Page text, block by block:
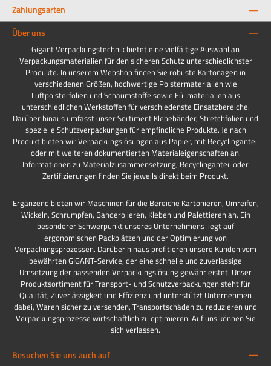
Zahlungsarten
Über uns
Gigant Verpackungstechnik bietet eine vielfältige Auswahl an
Verpackungsmaterialien für den sicheren Schutz unterschiedlichster
Produkte. In unserem Webshop finden Sie robuste Kartonagen in
verschiedenen Größen, hochwertige Polstermaterialien wie
Luftpolsterfolien und Schaumstoffe sowie Füllmaterialien aus
unterschiedlichen Werkstoffen für verschiedenste Einsatzbereiche.
Darüber hinaus umfasst unser Sortiment Klebebänder, Stretchfolien und
spezielle Schutzverpackungen für empfindliche Produkte. Je nach
Produkt bieten wir Verpackungslösungen aus Papier, mit Recyclinganteil
oder mit weiteren dokumentierten Materialeigenschaften an.
Informationen zu Materialzusammensetzung, Recyclinganteil oder
Zertifizierungen finden Sie jeweils direkt beim Produkt.
Ergänzend bieten wir Maschinen für die Bereiche Kartonieren, Umreifen,
Wickeln, Schrumpfen, Banderolieren, Kleben und Palettieren an. Ein
besonderer Schwerpunkt unseres Unternehmens liegt auf
ergonomischen Packplätzen und der Optimierung von
Verpackungsprozessen. Darüber hinaus profitieren unsere Kunden vom
bewährten GIGANT-Service, der eine schnelle und zuverlässige
Umsetzung der passenden Verpackungslösung gewährleistet. Unser
Produktsortiment für Transport- und Schutzverpackungen steht für
Qualität, Zuverlässigkeit und Effizienz und unterstützt Unternehmen
dabei, Waren sicher zu versenden, Transportschäden zu reduzieren und
Verpackungsprozesse wirtschaftlich zu optimieren. Auf uns können Sie
sich verlassen.
Besuchen Sie uns auch auf